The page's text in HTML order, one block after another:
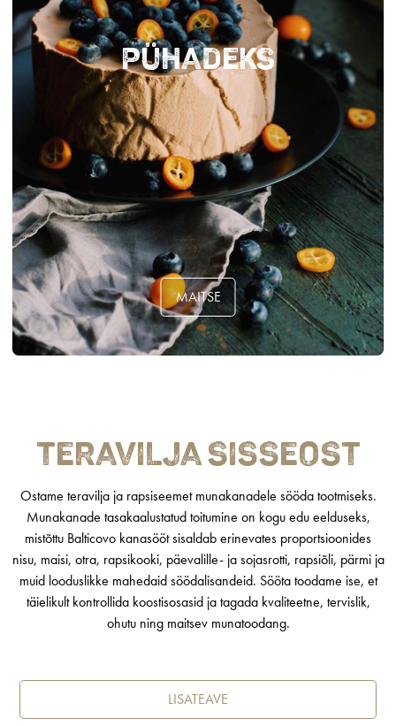
Pühadeks
MAITSE
TERAVILJA SISSEOST
Ostame teravilja ja rapsiseemet munakanadele sööda tootmiseks.
Munakanade tasakaalustatud toitumine on kogu edu eelduseks,
mistõttu Balticovo kanasööt sisaldab erinevates proportsioonides
nisu, maisi, otra, rapsikooki, päevalille- ja sojasrotti, rapsiõli, pärmi ja
muid looduslikke mahedaid söödalisandeid. Sööta toodame ise, et
täielikult kontrollida koostisosasid ja tagada kvaliteetne, tervislik,
ohutu ning maitsev munatoodang.
LISATEAVE